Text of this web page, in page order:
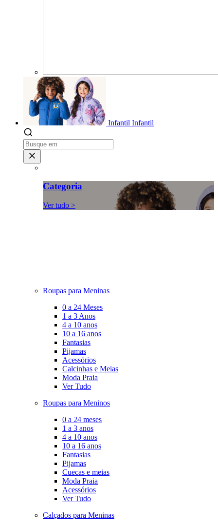
Infantil Infantil
Categoria
Ver tudo >
Roupas para Meninas
0 a 24 Meses
1 a 3 Anos
4 a 10 anos
10 a 16 anos
Fantasias
Pijamas
Acessórios
Calcinhas e Meias
Moda Praia
Ver Tudo
Roupas para Meninos
0 a 24 meses
1 a 3 anos
4 a 10 anos
10 a 16 anos
Fantasias
Pijamas
Cuecas e meias
Moda Praia
Acessórios
Ver Tudo
Calçados para Meninas